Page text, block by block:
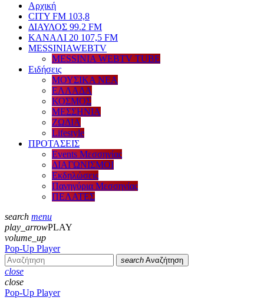
Αρχική
CITY FM 103,8
ΔΙΑΥΛΟΣ 99.2 FM
ΚΑΝΑΛΙ 20 107,5 FM
MESSINIAWEBTV
MESSINIA WEBTV TUBE
Eιδήσεις
ΜΟΥΣΙΚΑ ΝΕΑ
ΕΛΛΑΔΑ
ΚΟΣΜΟΣ
ΜΕΣΣΗΝΙΑ
ΖΩΔΙΑ
Lifestyle
ΠΡΟΤΑΣΕΙΣ
Events Μεσσηνίας
ΔΙΑΓΩΝΙΣΜΟΙ
Εκδηλώσεις
Πανηγύρια Μεσσηνίας
ΠΕΛΑΤΕΣ
search menu
play_arrowPLAY
volume_up
Pop-Up Player
search Αναζήτηση
close
close
Pop-Up Player